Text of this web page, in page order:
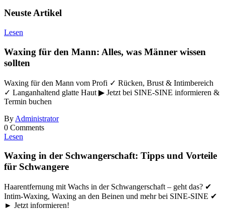
Neuste Artikel
Lesen
Waxing für den Mann: Alles, was Männer wissen
sollten
Waxing für den Mann vom Profi ✓ Rücken, Brust & Intimbereich
✓ Langanhaltend glatte Haut ▶ Jetzt bei SINE-SINE informieren &
Termin buchen
By Administrator
0 Comments
Lesen
Waxing in der Schwangerschaft: Tipps und Vorteile
für Schwangere
Haarentfernung mit Wachs in der Schwangerschaft – geht das? ✔
Intim-Waxing, Waxing an den Beinen und mehr bei SINE-SINE ✔
► Jetzt informieren!